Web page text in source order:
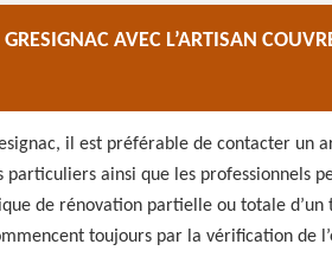
AVEC L’ARTISAN
il est préférable de contacter un
particuliers ainsi que les professionnels
de rénovation partielle ou totale
toujours par la vérification de